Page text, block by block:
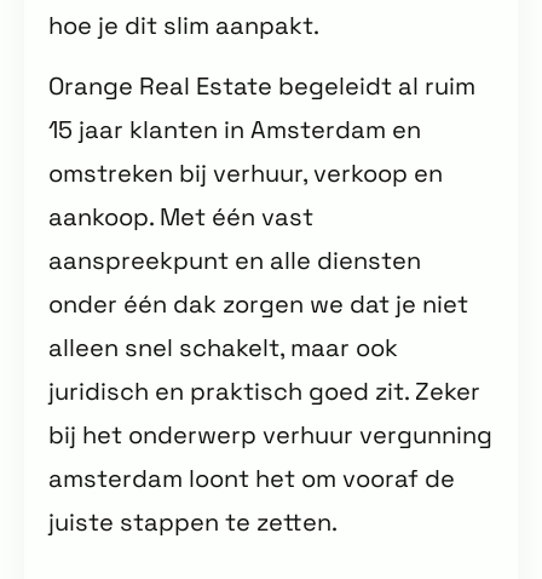
hoe je dit slim aanpakt.
Orange Real Estate begeleidt al ruim
15 jaar klanten in Amsterdam en
omstreken bij verhuur, verkoop en
aankoop. Met één vast
aanspreekpunt en alle diensten
onder één dak zorgen we dat je niet
alleen snel schakelt, maar ook
juridisch en praktisch goed zit. Zeker
bij het onderwerp verhuur vergunning
amsterdam loont het om vooraf de
juiste stappen te zetten.